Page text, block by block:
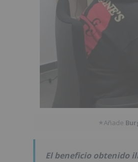
★ Añade
El beneficio obtenido